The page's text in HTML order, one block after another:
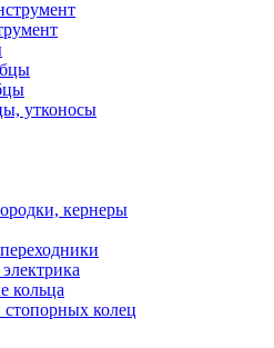
утконосы
кернеры
кольца
колец